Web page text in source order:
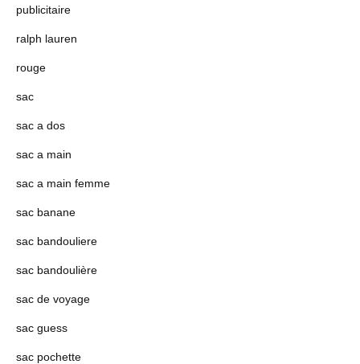
publicitaire
ralph lauren
rouge
sac
sac a dos
sac a main
sac a main femme
sac banane
sac bandouliere
sac bandoulière
sac de voyage
sac guess
sac pochette